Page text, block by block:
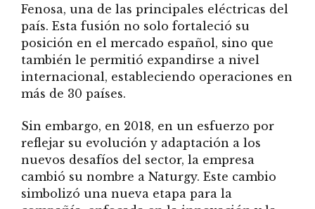
Fenosa, una de las principales eléctricas del
país. Esta fusión no solo fortaleció su
posición en el mercado español, sino que
también le permitió expandirse a nivel
internacional, estableciendo operaciones en
más de 30 países.
Sin embargo, en 2018, en un esfuerzo por
reflejar su evolución y adaptación a los
nuevos desafíos del sector, la empresa
cambió su nombre a Naturgy. Este cambio
simbolizó una nueva etapa para la